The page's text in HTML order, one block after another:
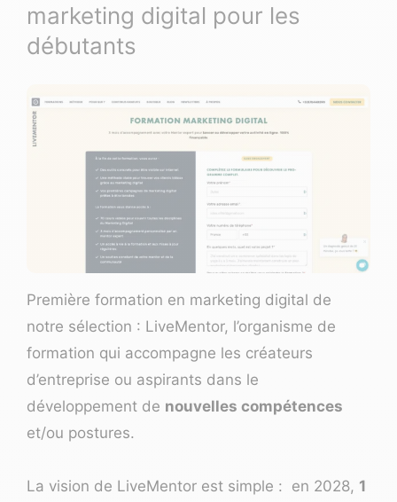
marketing digital pour les
débutants
Première formation en marketing digital de
notre sélection : LiveMentor, l’organisme de
formation qui accompagne les créateurs
d’entreprise ou aspirants dans le
développement de nouvelles compétences
et/ou postures.
La vision de LiveMentor est simple : en 2028, 1